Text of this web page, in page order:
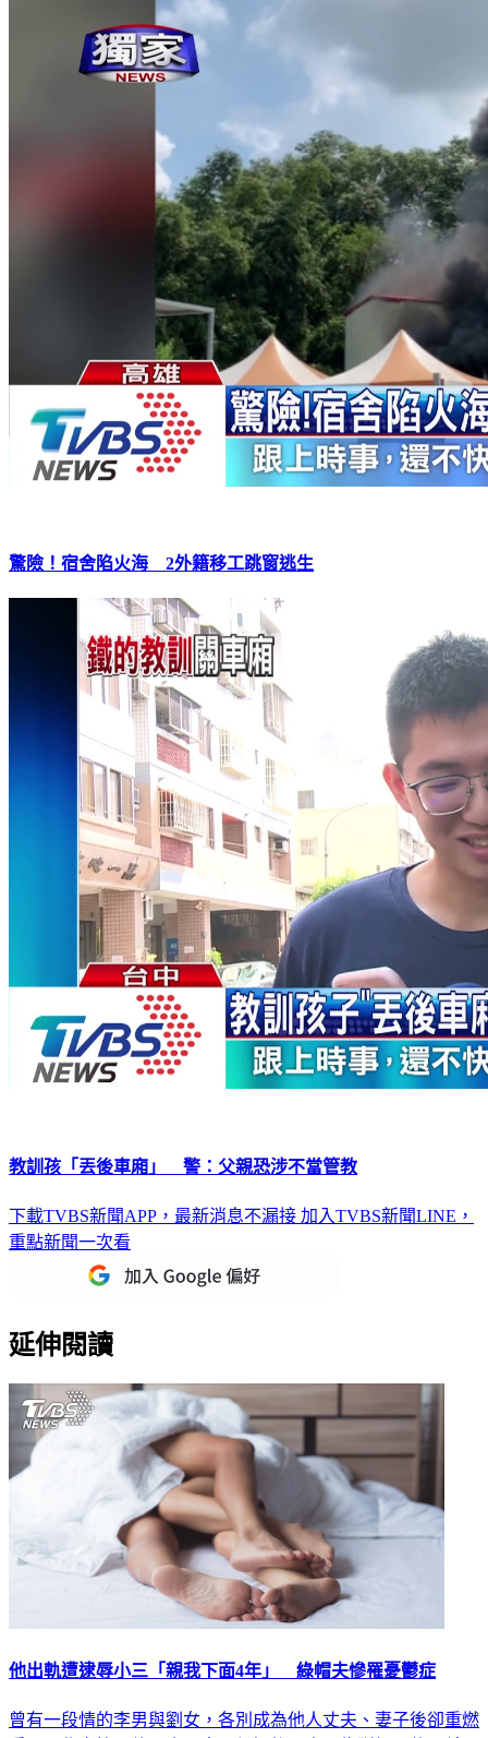
驚險！宿舍陷火海 2外籍移工跳窗逃生
教訓孩「丟後車廂」 警：父親恐涉不當管教
下載TVBS新聞APP，最新消息不漏接 加入TVBS新聞LINE，
重點新聞一次看
延伸閱讀
他出軌遭逮辱小三「親我下面4年」 綠帽夫慘罹憂鬱症
曾有一段情的李男與劉女，各別成為他人丈夫、妻子後卻重燃